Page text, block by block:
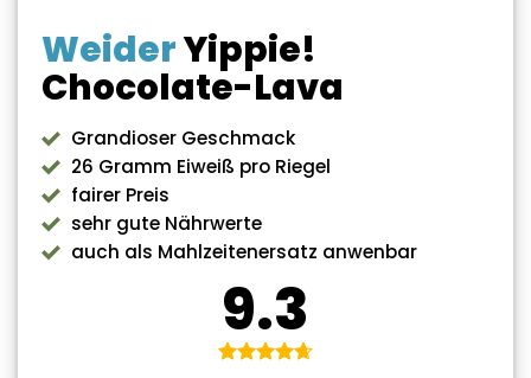
WeiderYippie!
Chocolate-Lava
Grandioser Geschmack
26 Gramm Eiweiß pro Riegel
fairer Preis
sehr gute Nährwerte
auch als Mahlzeitenersatz anwenbar
9.3